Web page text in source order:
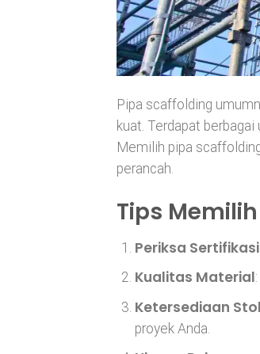
Pipa scaffolding
kuat. Terdapat
Memilih pipa
perancah.
Tips
Periksa Sertifikasi
Kualitas Material
Ketersediaan
proyek Anda.